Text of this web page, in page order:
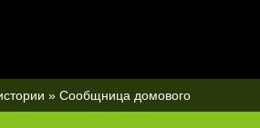
» Сообщница домового